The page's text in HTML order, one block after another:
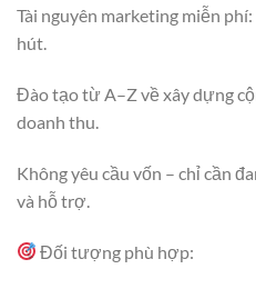
Tài nguyên marketing miễn
hút.
Đào tạo từ A–Z về xây dựng
doanh thu.
Không yêu cầu vốn – chỉ cần
và hỗ trợ.
Đối tượng phù hợp: